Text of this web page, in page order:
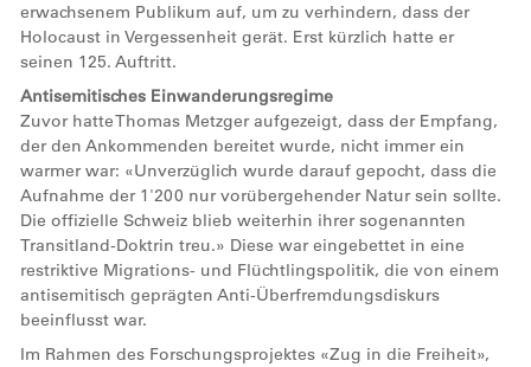
erwachsenem Publikum auf, um zu verhindern, dass der
Holocaust in Vergessenheit gerät. Erst kürzlich hatte er
seinen 125. Auftritt.
Antisemitisches Einwanderungsregime
Zuvor hatte Thomas Metzger aufgezeigt, dass der Empfang,
der den Ankommenden bereitet wurde, nicht immer ein
warmer war: «Unverzüglich wurde darauf gepocht, dass die
Aufnahme der 1'200 nur vorübergehender Natur sein sollte.
Die offizielle Schweiz blieb weiterhin ihrer sogenannten
Transitland-Doktrin treu.» Diese war eingebettet in eine
restriktive Migrations- und Flüchtlingspolitik, die von einem
antisemitisch geprägten Anti-Überfremdungsdiskurs
beeinflusst war.
Im Rahmen des Forschungsprojektes «Zug in die Freiheit»,